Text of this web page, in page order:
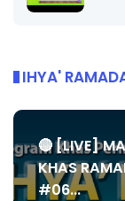
IHYA'
🔴 [LIVE]
KHAS
#06...